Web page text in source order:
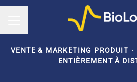
VENTE & MARKETING PRODUIT ·
ENTIÈREMENT À